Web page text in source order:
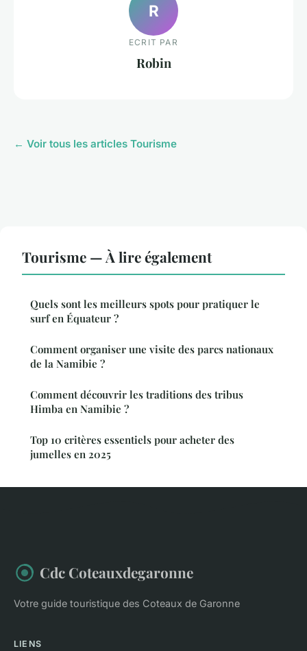
R
ECRIT PAR
Robin
← Voir tous les articles Tourisme
Tourisme — À lire également
Quels sont les meilleurs spots pour pratiquer le
surf en Équateur ?
Comment organiser une visite des parcs nationaux
de la Namibie ?
Comment découvrir les traditions des tribus
Himba en Namibie ?
Top 10 critères essentiels pour acheter des
jumelles en 2025
Cdc Coteauxdegaronne
Votre guide touristique des Coteaux de Garonne
LIENS